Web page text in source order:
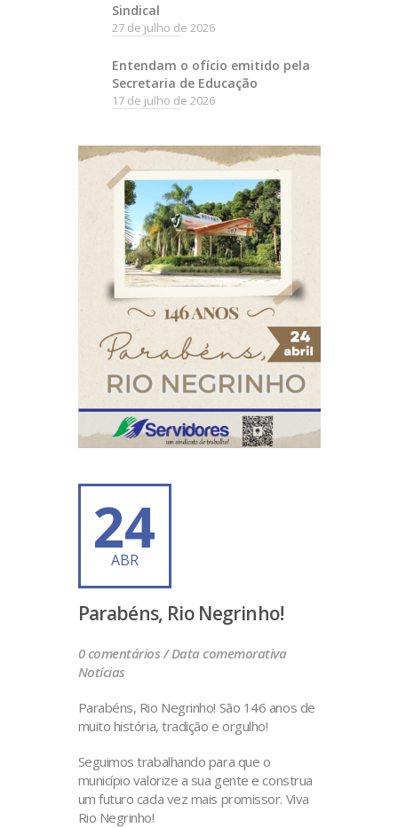
Sindical
27 de julho de 2026
Entendam o ofício emitido pela
Secretaria de Educação
17 de julho de 2026
24
ABR
Parabéns, Rio Negrinho!
0 comentários /Data comemorativa
Notícias
Parabéns, Rio Negrinho! São 146 anos de
muito história, tradição e orgulho!
Seguimos trabalhando para que o
município valorize a sua gente e construa
um futuro cada vez mais promissor. Viva
Rio Negrinho!